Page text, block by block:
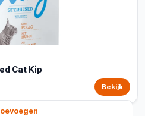
Cat Kip
Bekijk